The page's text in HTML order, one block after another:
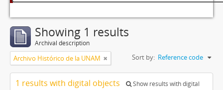
Showing 1 results
Archival description
Archivo Histórico de la UNAM Sort by: Reference code
1 results with digital objects
Show results with digital